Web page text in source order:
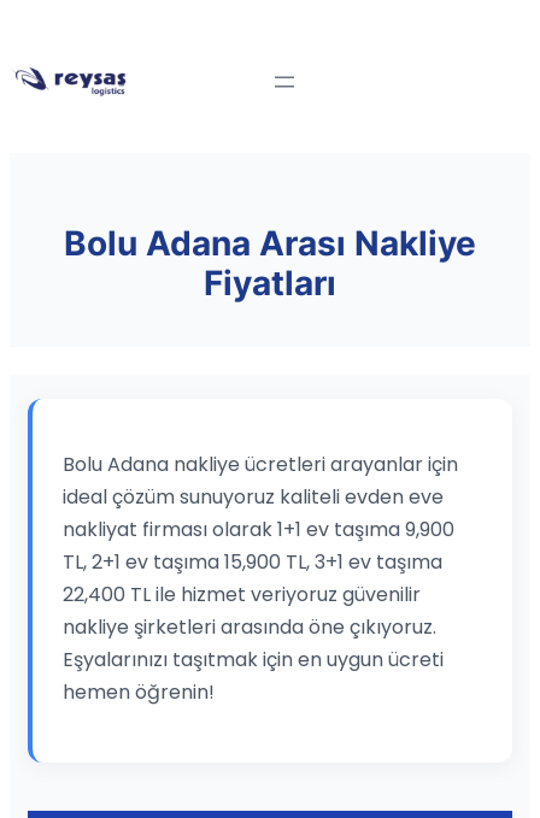
Bolu Adana Arası Nakliye
Fiyatları
Bolu Adana nakliye ücretleri arayanlar için
ideal çözüm sunuyoruz kaliteli evden eve
nakliyat firması olarak 1+1 ev taşıma 9,900
TL, 2+1 ev taşıma 15,900 TL, 3+1 ev taşıma
22,400 TL ile hizmet veriyoruz güvenilir
nakliye şirketleri arasında öne çıkıyoruz.
Eşyalarınızı taşıtmak için en uygun ücreti
hemen öğrenin!